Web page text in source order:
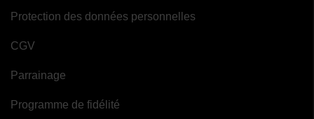
Protection des données personnelles
CGV
Parrainage
Programme de fidélité